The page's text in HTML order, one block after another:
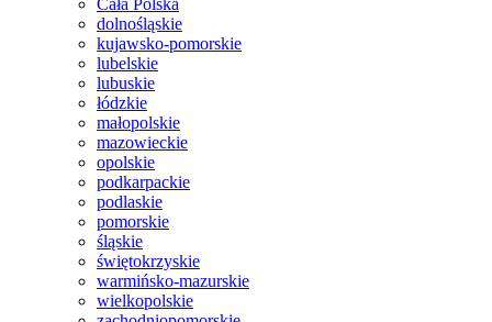
Cała Polska
dolnośląskie
kujawsko-pomorskie
lubelskie
lubuskie
łódzkie
małopolskie
mazowieckie
opolskie
podkarpackie
podlaskie
pomorskie
śląskie
świętokrzyskie
warmińsko-mazurskie
wielkopolskie